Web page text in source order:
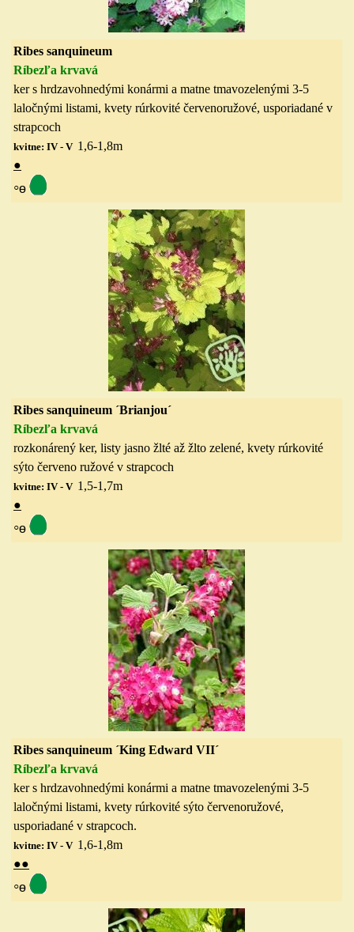
Ribes sanquineum
Ríbezľa krvavá
ker s hrdzavohnedými konármi a matne tmavozelenými 3-5
laločnými listami, kvety rúrkovité červenoružové, usporiadané v
strapcoch
kvitne: IV - V 1,6-1,8m
●
◦ө
Ribes sanquineum ´Brianjou´
Ríbezľa krvavá
rozkonárený ker, listy jasno žlté až žlto zelené, kvety rúrkovité
sýto červeno ružové v strapcoch
kvitne: IV - V 1,5-1,7m
●
◦ө
Ribes sanquineum ´King Edward VII´
Ríbezľa krvavá
ker s hrdzavohnedými konármi a matne tmavozelenými 3-5
laločnými listami, kvety rúrkovité sýto červenoružové,
usporiadané v strapcoch.
kvitne: IV - V 1,6-1,8m
●●
◦ө